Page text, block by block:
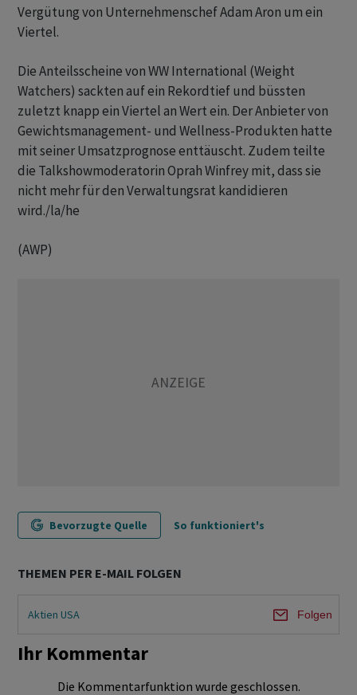
Vergütung von Unternehmenschef Adam Aron um ein
Viertel.
Die Anteilsscheine von WW International (Weight
Watchers) sackten auf ein Rekordtief und büssten
zuletzt knapp ein Viertel an Wert ein. Der Anbieter von
Gewichtsmanagement- und Wellness-Produkten hatte
mit seiner Umsatzprognose enttäuscht. Zudem teilte
die Talkshowmoderatorin Oprah Winfrey mit, dass sie
nicht mehr für den Verwaltungsrat kandidieren
wird./la/he
(AWP)
Bevorzugte Quelle So funktioniert's
THEMEN PER E-MAIL FOLGEN
Aktien USA Folgen
Ihr Kommentar
Die Kommentarfunktion wurde geschlossen.